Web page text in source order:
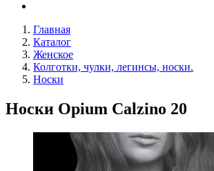
Главная
Каталог
Женское
Колготки, чулки, легинсы, носки.
Носки
Носки Opium Calzino 20